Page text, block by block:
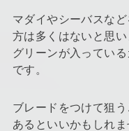
マダイやシーバスな
方は多くはないと思い
グリーンが入ってい
です。
ブレードをつけて狙
あるといいかもしれま